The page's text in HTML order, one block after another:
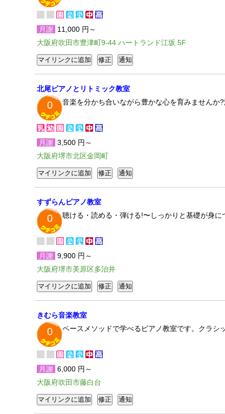
月謝 11,000 円～
大阪府吹田市豊津町9-44 ハートランド江坂 5F
北尾ピアノとリトミック教室
0 音楽を分かち合いながら豊かな心を育みませんか
月謝 3,500 円～
大阪府堺市北区金岡町
すずらんピアノ教室
0 聴ける・読める・弾ける!〜しっかりと基礎が身
月謝 9,900 円～
大阪府堺市美原区多治井
きむら音楽教室
0 ペースメソッドで学べるピアノ教室です。クラシ
月謝 6,000 円～
大阪府吹田市藤白台